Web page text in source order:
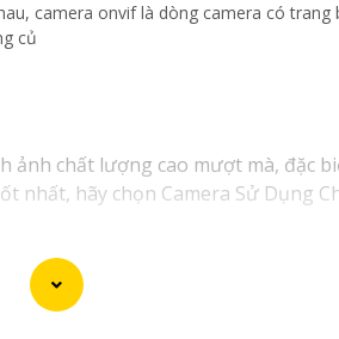
camera onvif là dòng camera có
củ
ảnh chất lượng cao mượt mà, đặc
hãy chọn Camera Sử Dụng